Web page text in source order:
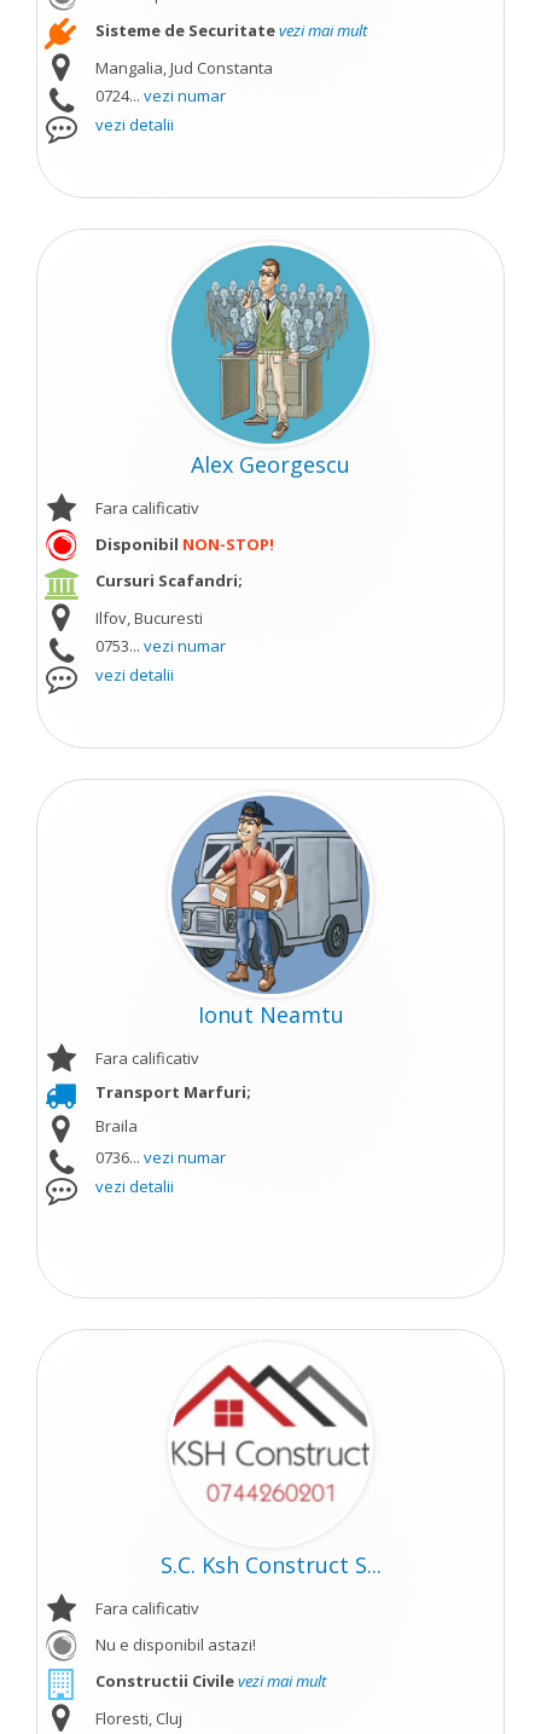
Sisteme de Securitatevezi mai mult
Mangalia, Jud Constanta
0724... vezi numar
vezi detalii
Alex Georgescu
Fara calificativ
Disponibil NON-STOP!
Cursuri Scafandri;
Ilfov, Bucuresti
0753... vezi numar
vezi detalii
Ionut Neamtu
Fara calificativ
Transport Marfuri;
Braila
0736... vezi numar
vezi detalii
S.C. Ksh Construct S...
Fara calificativ
Nu e disponibil astazi!
Constructii Civilevezi mai mult
Floresti, Cluj